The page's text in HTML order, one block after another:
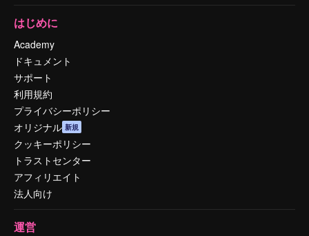
はじめに
Academy
ドキュメント
サポート
利用規約
プライバシーポリシー
オリジナル 新規
クッキーポリシー
トラストセンター
アフィリエイト
法人向け
運営